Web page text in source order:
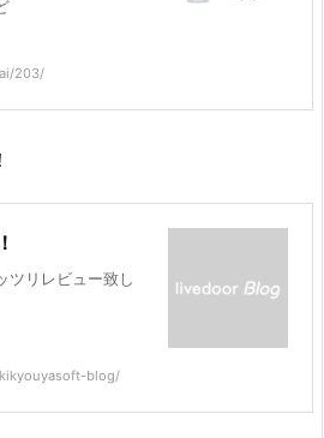
203/
リレビュー致し
blog/